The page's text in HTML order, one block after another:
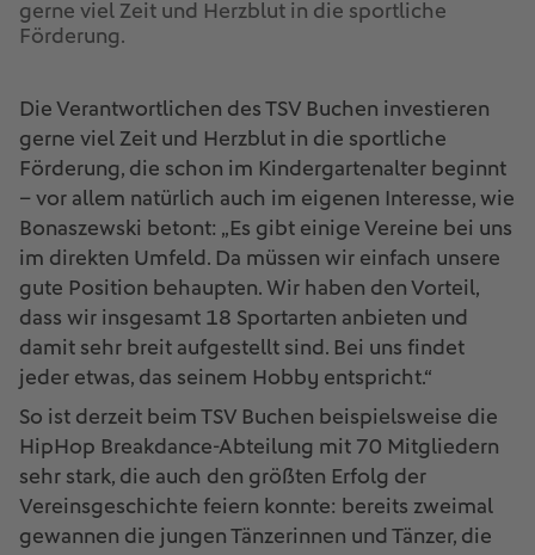
gerne viel Zeit und Herzblut in die sportliche
Förderung.
Die Verantwortlichen des TSV Buchen investieren
gerne viel Zeit und Herzblut in die sportliche
Förderung, die schon im Kindergartenalter beginnt
– vor allem natürlich auch im eigenen Interesse, wie
Bonaszewski betont: „Es gibt einige Vereine bei uns
im direkten Umfeld. Da müssen wir einfach unsere
gute Position behaupten. Wir haben den Vorteil,
dass wir insgesamt 18 Sportarten anbieten und
damit sehr breit aufgestellt sind. Bei uns findet
jeder etwas, das seinem Hobby entspricht.“
So ist derzeit beim TSV Buchen beispielsweise die
HipHop Breakdance-Abteilung mit 70 Mitgliedern
sehr stark, die auch den größten Erfolg der
Vereinsgeschichte feiern konnte: bereits zweimal
gewannen die jungen Tänzerinnen und Tänzer, die